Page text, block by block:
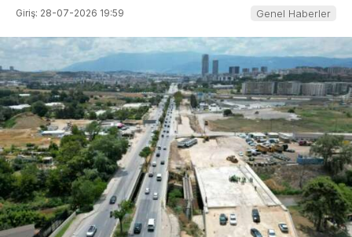
Giriş: 28-07-2026 19:59 Genel Haberler